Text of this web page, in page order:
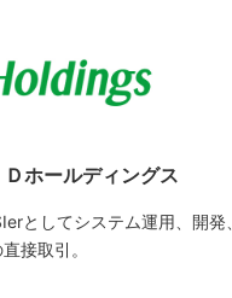
ホールディングス
としてシステム運用、開
接取引。